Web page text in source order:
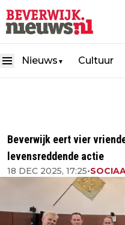
Nieuws ▼ Cultuur
Beverwijk eert vier
levensreddende actie
18 DEC 2025, 17:25•